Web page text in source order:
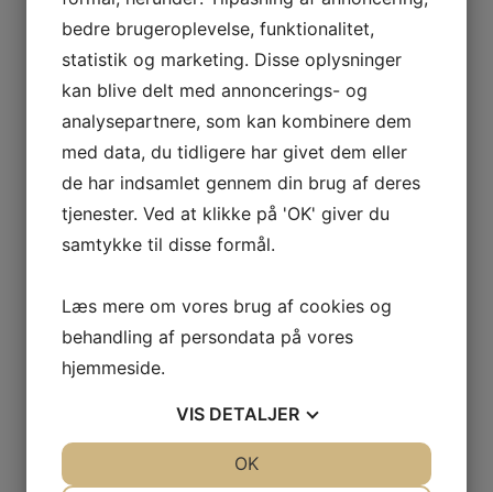
Postnummer
By:
Telefon:
E-mail :
Besked:
bedre brugeroplevelse, funktionalitet,
statistik og marketing. Disse oplysninger
kan blive delt med annoncerings- og
analysepartnere, som kan kombinere dem
med data, du tidligere har givet dem eller
de har indsamlet gennem din brug af deres
tjenester. Ved at klikke på 'OK' giver du
samtykke til disse formål.
Læs mere om vores brug af cookies og
behandling af persondata på vores
hjemmeside.
VIS DETALJER
OK